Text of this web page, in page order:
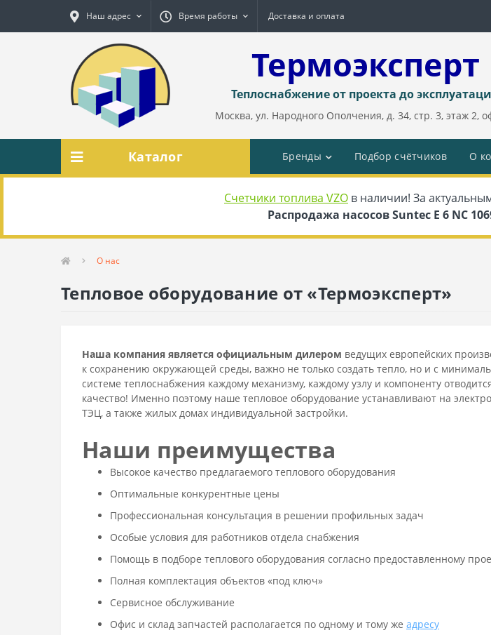
Наш адрес Время работы Доставка и оплата
Термоэксперт
Теплоснабжение от проекта до
Москва, ул. Народного Ополчения, д. 34, стр. 3, этаж 2,
Каталог Бренды Подбор счётчиков О
Счетчики топлива VZO в наличии! За
Распродажа насосов Suntec E 6 NC
О нас
Тепловое оборудование от «Термоэксперт»
Наша компания является официальным дилером ведущих европейских
к сохранению окружающей среды, важно не только создать тепло, но и с
системе теплоснабжения каждому механизму, каждому узлу и компоненту
качество! Именно поэтому наше тепловое оборудование устанавливают на
ТЭЦ, а также жилых домах индивидуальной застройки.
Наши преимущества
Высокое качество предлагаемого теплового оборудования
Оптимальные конкурентные цены
Профессиональная консультация в решении профильных задач
Особые условия для работников отдела снабжения
Помощь в подборе теплового оборудования согласно предоставленному
Полная комплектация объектов «под ключ»
Сервисное обслуживание
Офис и склад запчастей располагается по одному и тому же адресу